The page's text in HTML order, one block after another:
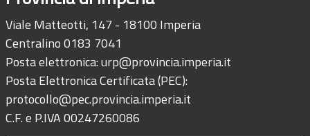
Viale Matteotti, 147 - 18100 Imperia
Centralino 0183 7041
Posta elettronica:urp@provincia.imperia.it
Posta Elettronica Certificata (PEC):
protocollo@pec.provincia.imperia.it
C.F. e P.IVA 00247260086